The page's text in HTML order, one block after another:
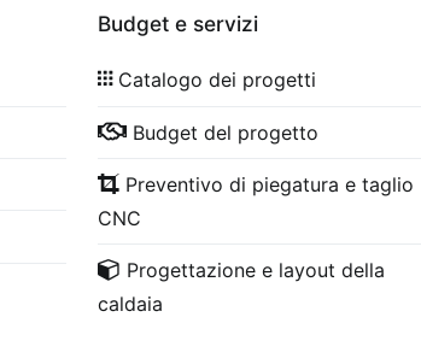
Budget e servizi
Catalogo dei progetti
Budget del progetto
Preventivo di piegatura e taglio
CNC
Progettazione e layout della
caldaia